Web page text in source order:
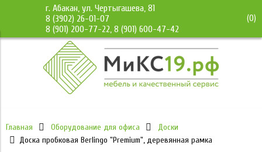
г. Абакан, ул. Чертыгашева, 81
8 (3902) 26-01-07
8 (901) 200-77-22, 8 (901) 600-47-42
(0)
Главная Оборудование для офиса
Доски
Доска пробковая Berlingo "Premium", деревянная рамка